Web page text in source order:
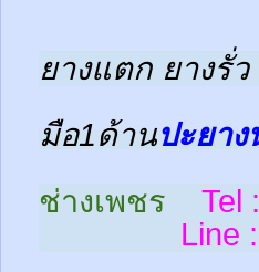
ยางแตก ยางรั่
มือ1ด้านปะยา
ช่างเพชร
Tel :
Line :